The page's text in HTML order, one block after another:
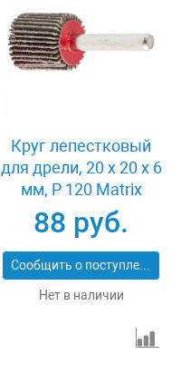
Круг лепестковый
для дрели, 20 х 20 х 6
мм, P 120 Matrix
74104
88 руб.
Сообщить о поступлении
Нет в наличии